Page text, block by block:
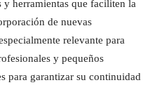
herramientas que faciliten la
de nuevas
relevante para
y pequeños
para garantizar su continuidad